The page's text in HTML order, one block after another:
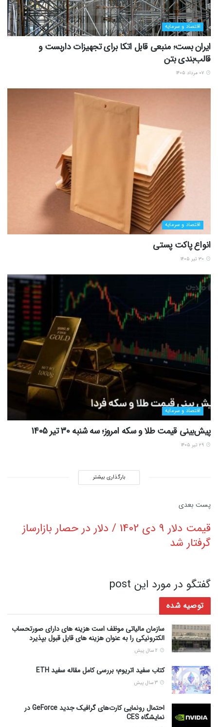
اقتصاد و سرمایه
ایران بست؛ منبعی قابل اتکا برای تجهیزات داربست و
قالب‌بندی بتن
اقتصاد و سرمایه
انواع پاکت پستی
اقتصاد و سرمایه
پیش‌بینی قیمت طلا و سکه امروز؛ سه شنبه 30 تیر 1405
بارگذاری بیشتر
پست‌ بعدی
قیمت دلار 9 دی 1402 / دلار در حصار بازارساز
گرفتار شد
گفتگو در مورد این post
توصیه شده
سازمان مالیاتی موظف است هزینه های دارای صورتحساب
الکترونیکی را به عنوان هزینه های قابل قبول بپذیرد
کتاب سفید اتریوم؛ بررسی کامل مقاله سفید ETH
احتمال رونمایی کارت‌های گرافیک جدید GeForce در
نمایشگاه CES